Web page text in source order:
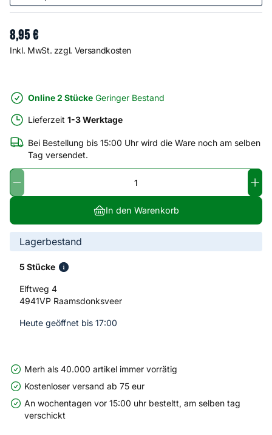
8,95€
Inkl. MwSt. zzgl. Versandkosten
Online 2 Stücke Geringer Bestand
Lieferzeit 1-3 Werktage
Bei Bestellung bis 15:00 Uhr wird die Ware noch am selben
Tag versendet.
In den Warenkorb
Lagerbestand
5 Stücke
Elftweg 4
4941VP Raamsdonksveer
Heute geöffnet bis 17:00
Merh als 40.000 artikel immer vorrätig
Kostenloser versand ab 75 eur
An wochentagen vor 15:00 uhr besteltt, am selben tag
verschickt